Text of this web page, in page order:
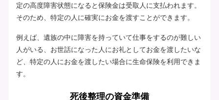
定の高度障害状態になると保険金は受取人に支払われます。
そのため、特定の人に確実にお金を渡すことができます。
例えば、遺族の中に障害を持っていて仕事をするのが難しい
人がいる、お世話になった人にお礼としてお金を渡したいな
ど、特定の人にお金を渡したい場合に生命保険を利用できま
す。
死後整理の資金準備